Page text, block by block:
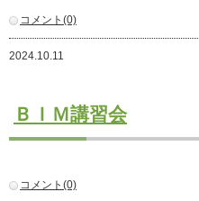
公共施設
医療・福祉施設・幼稚園
代表メッセージ
コメント(0)
2024.10.11
ＢＩＭ講習会
コメント(0)